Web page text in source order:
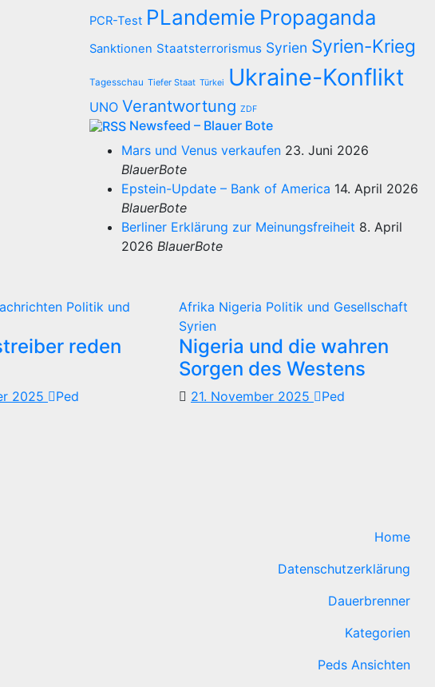
PCR-Test PLandemie Propaganda
Sanktionen Staatsterrorismus Syrien Syrien-Krieg
Tagesschau Tiefer Staat Türkei Ukraine-Konflikt
UNO Verantwortung ZDF
Newsfeed – Blauer Bote
Mars und Venus verkaufen 23. Juni 2026
BlauerBote
Epstein-Update – Bank of America 14. April 2026
BlauerBote
Berliner Erklärung zur Meinungsfreiheit 8. April
2026 BlauerBote
Politik und
reden
2025 Ped
Afrika Nigeria Politik und Gesellschaft
Syrien
Nigeria und die wahren
Sorgen des Westens
21. November 2025 Ped
Home
Datenschutzerklärung
Dauerbrenner
Kategorien
Peds Ansichten